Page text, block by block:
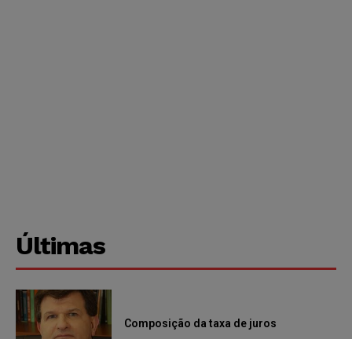
Últimas
Composição da taxa de juros